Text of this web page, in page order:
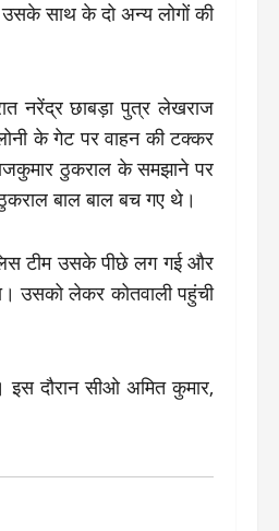
उसके साथ के दो अन्य लोगों की
नरेंद्र छाबड़ा पुत्र लेखराज
के गेट पर वाहन की टक्कर
ठुकराल के समझाने पर
बाल बाल बच गए थे।
टीम उसके पीछे लग गई और
उसको लेकर कोतवाली पहुंची
इस दौरान सीओ अमित कुमार,